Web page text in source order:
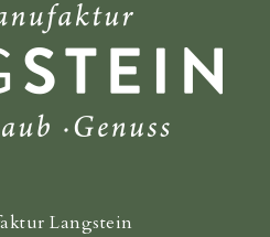
Langstein